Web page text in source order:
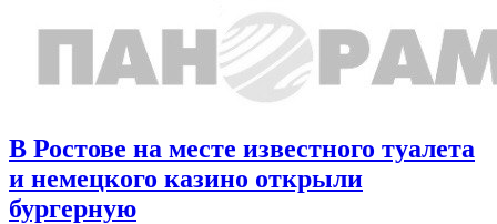
В Ростове на месте известного туалета
и немецкого казино открыли
бургерную